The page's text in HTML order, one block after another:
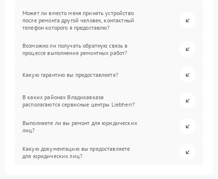
Может ли вместо меня принять устройство
после ремонта другой человек, контактный
телефон которого я предоставлю?
Возможно ли получать обратную связь в
процессе выполнения ремонтных работ?
Какую гарантию вы предоставляете?
В каких районах Владикавказа
располагаются сервисные центры Liebherr?
Выполняете ли вы ремонт для юридических
лиц?
Какую документацию вы предоставляете
для юридических лиц?